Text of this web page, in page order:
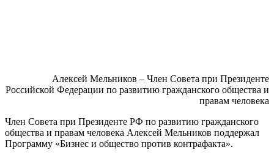
Алексей Мельников – Член Совета при Президенте
Российской Федерации по развитию гражданского общества и
правам человека
Член Совета при Президенте РФ по развитию гражданского
общества и правам человека Алексей Мельников поддержал
Программу «Бизнес и общество против контрафакта».